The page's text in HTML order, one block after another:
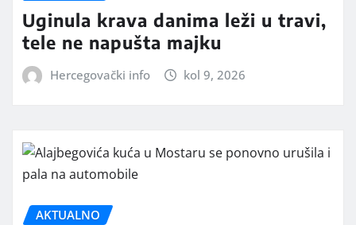
Uginula krava danima leži u travi,
tele ne napušta majku
Hercegovački info kol 9, 2026
AKTUALNO